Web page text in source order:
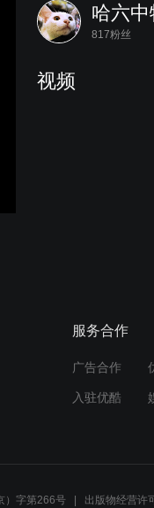
哈六
817粉丝
视频
服务合作
广告合作
入驻优酷
）字第266号 出版物经营许